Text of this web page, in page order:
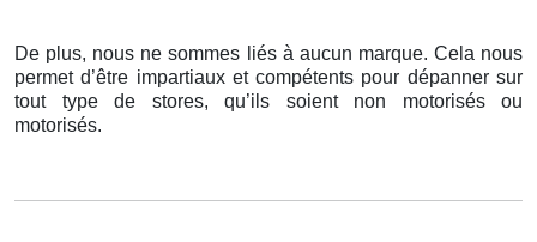
De plus, nous ne sommes liés à aucun marque. Cela nous
permet d’être impartiaux et compétents pour dépanner sur
tout type de stores, qu’ils soient non motorisés ou
motorisés.